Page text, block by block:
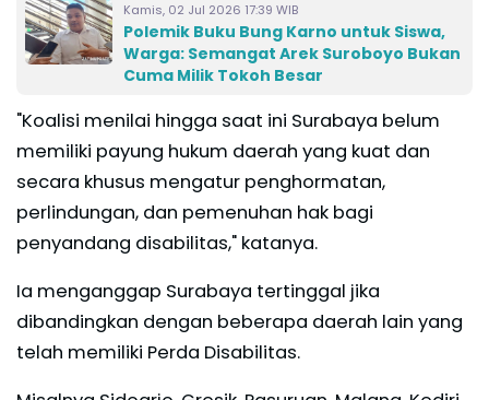
Kamis, 02 Jul 2026 17:39 WIB
Polemik Buku Bung Karno untuk Siswa,
Warga: Semangat Arek Suroboyo Bukan
Cuma Milik Tokoh Besar
"Koalisi menilai hingga saat ini Surabaya belum
memiliki payung hukum daerah yang kuat dan
secara khusus mengatur penghormatan,
perlindungan, dan pemenuhan hak bagi
penyandang disabilitas," katanya.
Ia menganggap Surabaya tertinggal jika
dibandingkan dengan beberapa daerah lain yang
telah memiliki Perda Disabilitas.